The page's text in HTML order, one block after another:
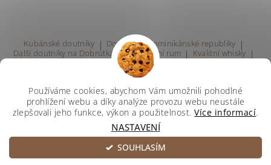
Kubánské doutníky | Doutníky z Dominikánské republiky |
Další doutníky na Dobrutka.eu | Kvalitní rum | Kvalitní whisky |
Prodej rumu Praha
2026 ©Svetdoutniku, všechna práva vyhrazenaUpravit nastavení cookies
Vytvořil Shoptet
Používáme cookies, abychom Vám umožnili pohodlné
prohlížení webu a díky analýze provozu webu neustále
zlepšovali jeho funkce, výkon a použitelnost.Více informací.
NASTAVENÍ
SOUHLASÍM